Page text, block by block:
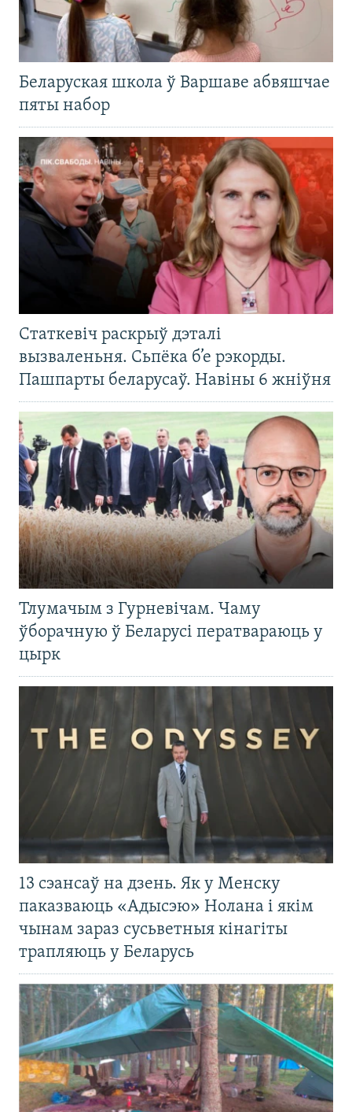
Беларуская школа ў Варшаве абвяшчае
пяты набор
Статкевіч раскрыў дэталі
вызваленьня. Сьпёка б’е рэкорды.
Пашпарты беларусаў. Навіны 6 жніўня
Тлумачым з Гурневічам. Чаму
ўборачную ў Беларусі ператвараюць у
цырк
13 сэансаў на дзень. Як у Менску
паказваюць «Адысэю» Нолана і якім
чынам зараз сусьветныя кінагіты
трапляюць у Беларусь